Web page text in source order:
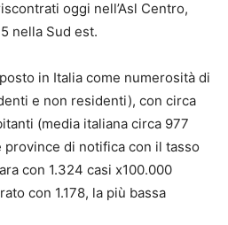
oggi nell’Asl Centro,
nella Sud est.
in Italia come numerosità di
e non residenti), con circa
(media italiana circa 977
province di notifica con il tasso
con 1.324 casi x100.000
con 1.178, la più bassa